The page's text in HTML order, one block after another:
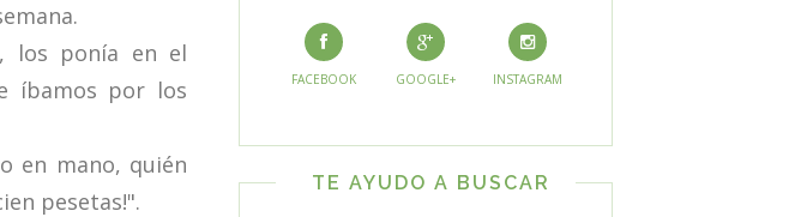
los ponía en el
íbamos por los
en mano, quién
pesetas!".
FACEBOOK GOOGLE+ INSTAGRAM
TE AYUDO A BUSCAR